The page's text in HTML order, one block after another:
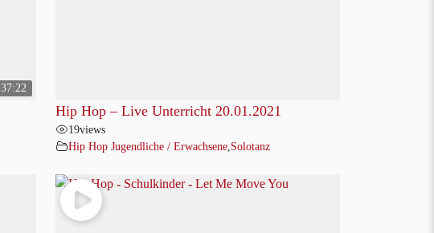
37:22
Hip Hop – Live Unterricht 20.01.2021
19views
Hip Hop Jugendliche / Erwachsene, Solotanz